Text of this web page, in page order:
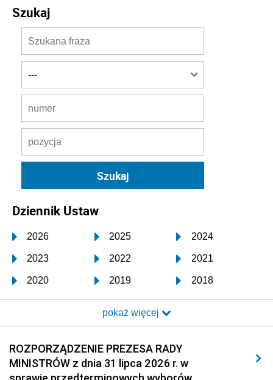
Szukaj
Dziennik Ustaw
2026 2025 2024
2023 2022 2021
2020 2019 2018
2017 2016 2015
2014 2013 2012
2011 2010
2008 2007
pokaż więcej
ROZPORZĄDZENIE PREZESA RADY
MINISTRÓW z dnia 31 lipca 2026 r. w